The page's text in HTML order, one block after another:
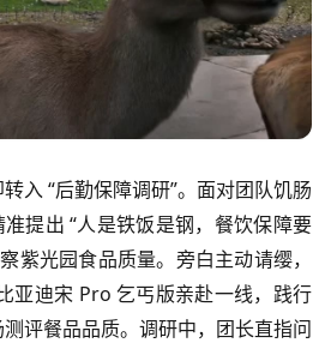
入 “后勤保障调研”。面对团队饥肠
提出 “人是铁饭是钢，餐饮保障要
紫光园食品质量。旁白主动请缨，
亚迪宋 Pro 乞丐版亲赴一线，践行
评餐品品质。调研中，团长直指问